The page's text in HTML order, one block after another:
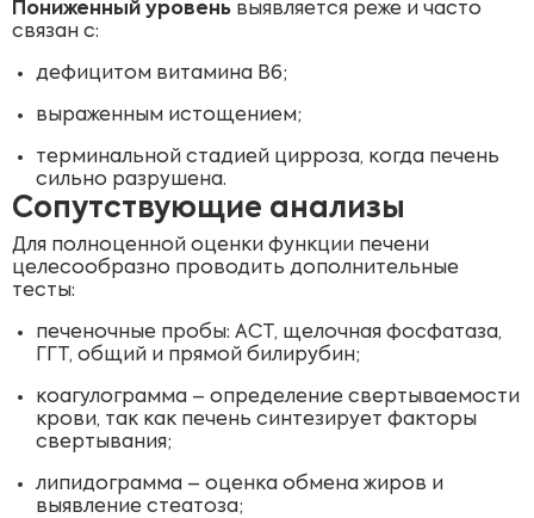
Пониженный уровень выявляется реже и часто
связан с:
дефицитом витамина B6;
выраженным истощением;
терминальной стадией цирроза, когда печень
сильно разрушена.
Сопутствующие анализы
Для полноценной оценки функции печени
целесообразно проводить дополнительные
тесты:
печеночные пробы: АСТ, щелочная фосфатаза,
ГГТ, общий и прямой билирубин;
коагулограмма – определение свертываемости
крови, так как печень синтезирует факторы
свертывания;
липидограмма – оценка обмена жиров и
выявление стеатоза;